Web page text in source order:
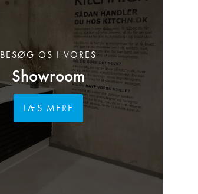
Showroom
BESØG OS I VORES
LÆS MERE